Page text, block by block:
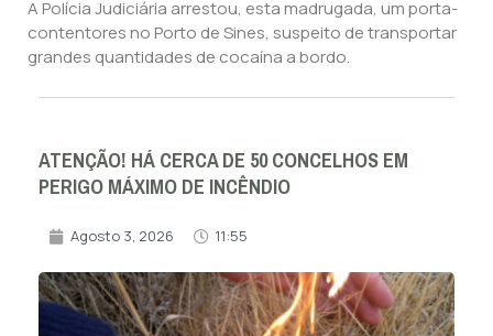
A Polícia Judiciária arrestou, esta madrugada, um porta-
contentores no Porto de Sines, suspeito de transportar
grandes quantidades de cocaína a bordo.
ATENÇÃO! HÁ CERCA DE 50 CONCELHOS EM
PERIGO MÁXIMO DE INCÊNDIO
Agosto 3, 2026 11:55